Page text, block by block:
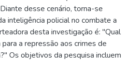
desse cenário, torna-se
inteligência policial no combate a
desta investigação é: "Qual
a repressão aos crimes de
Os objetivos da pesquisa incluem